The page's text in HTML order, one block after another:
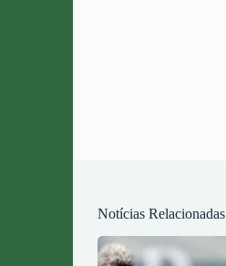
Notícias Relacionadas